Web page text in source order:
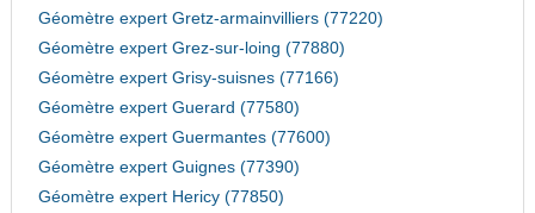
Géomètre expert Gretz-armainvilliers (77220)
Géomètre expert Grez-sur-loing (77880)
Géomètre expert Grisy-suisnes (77166)
Géomètre expert Guerard (77580)
Géomètre expert Guermantes (77600)
Géomètre expert Guignes (77390)
Géomètre expert Hericy (77850)